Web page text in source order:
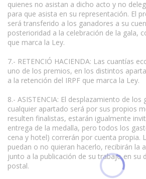
quienes no asistan a dicho acto y no
para que asista en su representación. El
será transferido a los ganadores a su
posterioridad a la celebración de la gala,
que marca la Ley.
7.- RETENCIÓ HACIENDA: Las cuantías
uno de los premios, en los distintos
a la retención del IRPF que marca la Ley.
8.- ASISTENCIA: El desplazamiento de los
cualquier apartado será por sus propios
resulten finalistas, estarán igualmente
entrega de la medalla, pero todos los
cena y hotel) correrán por cuenta propia.
puedan o no quieran hacerlo, recibirán la
junto a la publicación de su trabajo en su
postal.